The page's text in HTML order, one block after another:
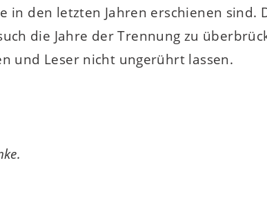
in den letzten Jahren erschienen sind.
die Jahre der Trennung zu
und Leser nicht ungerührt lassen.